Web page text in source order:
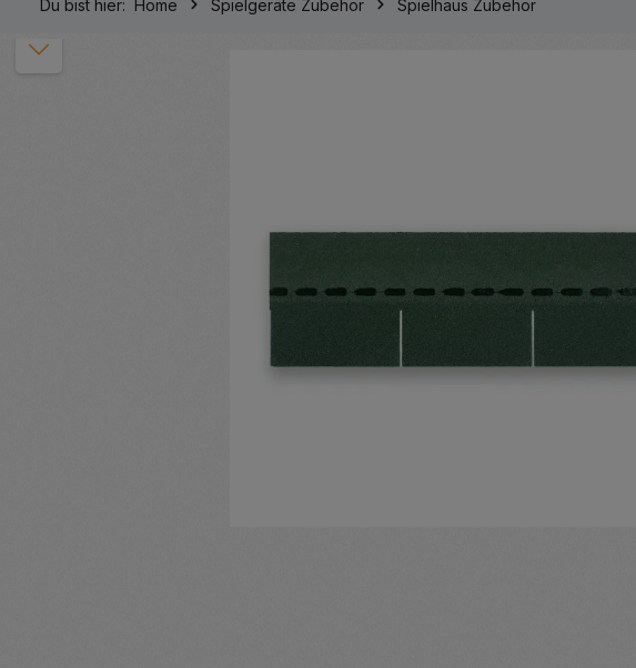
Du bist hier: Home Spielgeräte Zubehör Spielhaus Zubehör
Bildergalerie überspringen